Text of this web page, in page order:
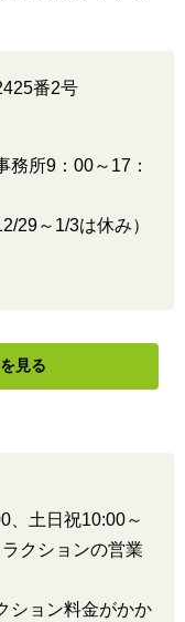
番2号
務所9：00～17：
29～1/3は休み）
見る
、土日祝10:00～
クションの営業
ョン料金がかか